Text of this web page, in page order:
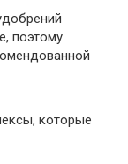
поэтому
которые